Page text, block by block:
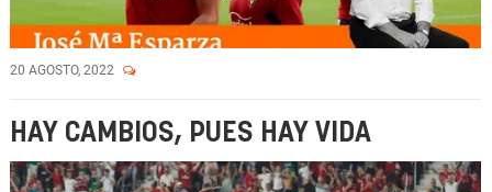
20 AGOSTO, 2022
HAY CAMBIOS, PUES HAY VIDA